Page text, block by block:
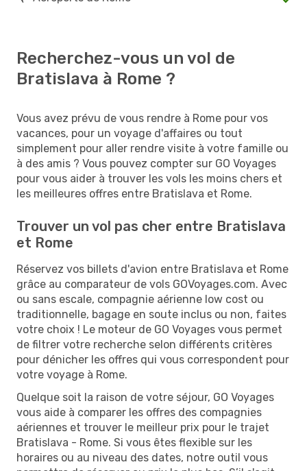
Recherchez-vous un vol de
Bratislava à Rome ?
Vous avez prévu de vous rendre à Rome pour vos
vacances, pour un voyage d'affaires ou tout
simplement pour aller rendre visite à votre famille ou
à des amis ? Vous pouvez compter sur GO Voyages
pour vous aider à trouver les vols les moins chers et
les meilleures offres entre Bratislava et Rome.
Trouver un vol pas cher entre Bratislava
et Rome
Réservez vos billets d'avion entre Bratislava et Rome
grâce au comparateur de vols GOVoyages.com. Avec
ou sans escale, compagnie aérienne low cost ou
traditionnelle, bagage en soute inclus ou non, faites
votre choix ! Le moteur de GO Voyages vous permet
de filtrer votre recherche selon différents critères
pour dénicher les offres qui vous correspondent pour
votre voyage à Rome.
Quelque soit la raison de votre séjour, GO Voyages
vous aide à comparer les offres des compagnies
aériennes et trouver le meilleur prix pour le trajet
Bratislava - Rome. Si vous êtes flexible sur les
horaires ou au niveau des dates, notre outil vous